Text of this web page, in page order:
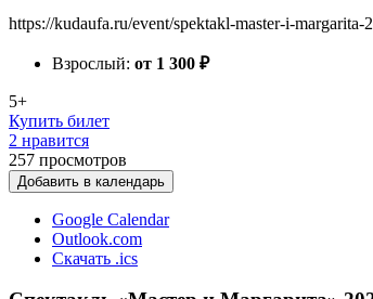
https://kudaufa.ru/event/spektakl-master-i-margarita-
Взрослый: от 1 300 ₽
5+
Купить билет
2 нравится
257 просмотров
Добавить в календарь
Google Calendar
Outlook.com
Скачать .ics